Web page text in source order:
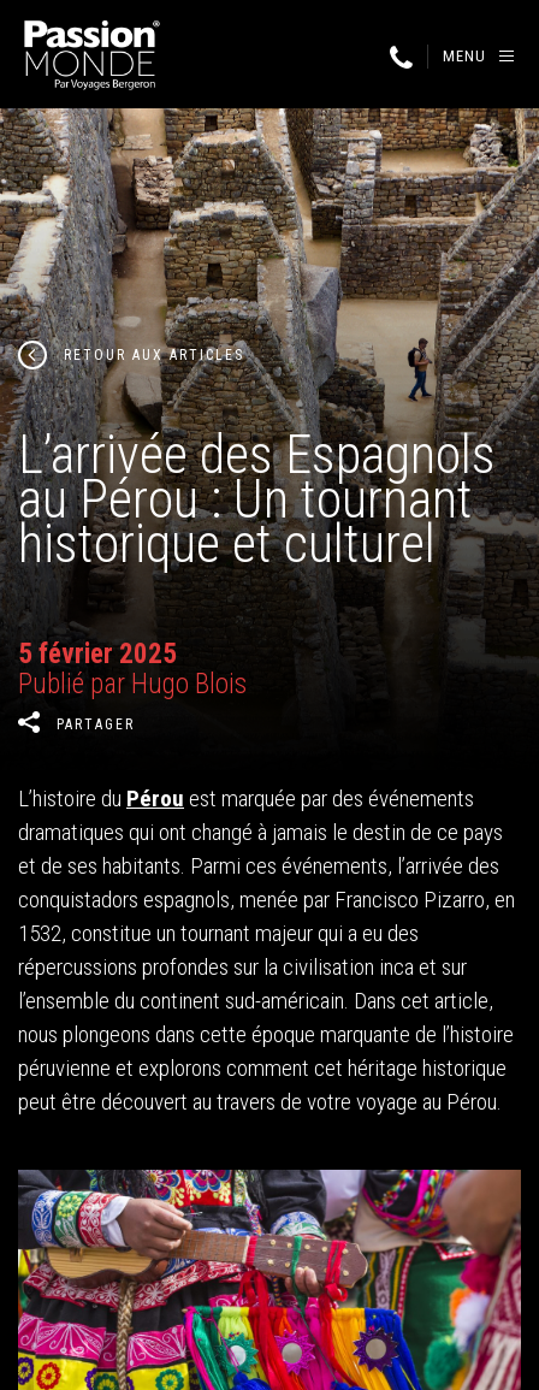
MENU
RETOUR AUX ARTICLES
L’arrivée des Espagnols
au Pérou : Un tournant
historique et culturel
5 février 2025
Publié par Hugo Blois
PARTAGER
L’histoire du Pérou est marquée par des événements
dramatiques qui ont changé à jamais le destin de ce pays
et de ses habitants. Parmi ces événements, l’arrivée des
conquistadors espagnols, menée par Francisco Pizarro, en
1532, constitue un tournant majeur qui a eu des
répercussions profondes sur la civilisation inca et sur
l’ensemble du continent sud-américain. Dans cet article,
nous plongeons dans cette époque marquante de l’histoire
péruvienne et explorons comment cet héritage historique
peut être découvert au travers de votre voyage au Pérou.